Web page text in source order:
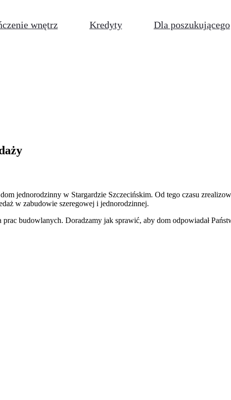
wnętrz Kredyty Dla poszukującego
jednorodzinny w Stargardzie Szczecińskim. Od tego czasu
w zabudowie szeregowej i jednorodzinnej.
prac budowlanych. Doradzamy jak sprawić, aby dom odpowiadał